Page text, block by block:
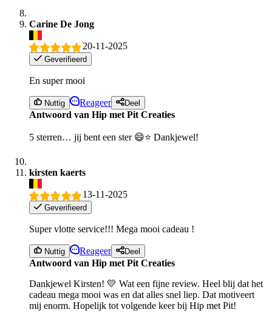
Carine De Jong
20-11-2025
Geverifieerd
En super mooi
Nuttig Reageer Deel
Antwoord van Hip met Pit Creaties
5 sterren… jij bent een ster 😄⭐️ Dankjewel!
kirsten kaerts
13-11-2025
Geverifieerd
Super vlotte service!!! Mega mooi cadeau !
Nuttig Reageer Deel
Antwoord van Hip met Pit Creaties
Dankjewel Kirsten! 💛 Wat een fijne review. Heel blij dat het
cadeau mega mooi was en dat alles snel liep. Dat motiveert
mij enorm. Hopelijk tot volgende keer bij Hip met Pit!